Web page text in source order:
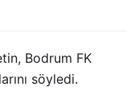
Bodrum FK
söyledi.